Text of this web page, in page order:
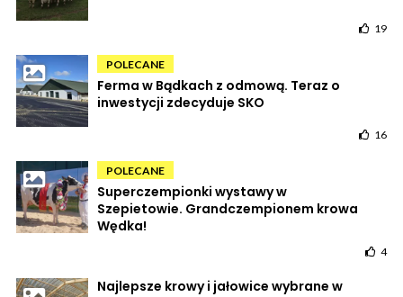
19
POLECANE
Ferma w Bądkach z odmową. Teraz o
inwestycji zdecyduje SKO
16
POLECANE
Superczempionki wystawy w
Szepietowie. Grandczempionem krowa
Wędka!
4
Najlepsze krowy i jałowice wybrane w